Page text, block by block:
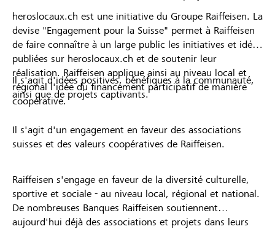
heroslocaux.ch est une initiative du Groupe Raiffeisen. La
devise "Engagement pour la Suisse" permet à Raiffeisen
de faire connaître à un large public les initiatives et idées
publiées sur heroslocaux.ch et de soutenir leur
réalisation. Raiffeisen applique ainsi au niveau local et
régional l'idée du financement participatif de manière
coopérative.
Il s'agit d'idées positives, bénéfiques à la communauté,
ainsi que de projets captivants.
Il s'agit d'un engagement en faveur des associations
suisses et des valeurs coopératives de Raiffeisen.
Raiffeisen s'engage en faveur de la diversité culturelle,
sportive et sociale - au niveau local, régional et national.
De nombreuses Banques Raiffeisen soutiennent
aujourd'hui déjà des associations et projets dans leurs